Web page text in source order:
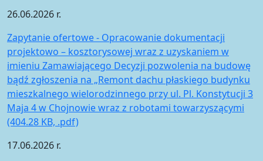
26.06.2026 r.
Zapytanie ofertowe - Opracowanie dokumentacji
projektowo – kosztorysowej wraz z uzyskaniem w
imieniu Zamawiającego Decyzji pozwolenia na budowę
bądź zgłoszenia na „Remont dachu płaskiego budynku
mieszkalnego wielorodzinnego przy ul. Pl. Konstytucji 3
Maja 4 w Chojnowie wraz z robotami towarzyszącymi
(404.28 KB, .pdf)
17.06.2026 r.